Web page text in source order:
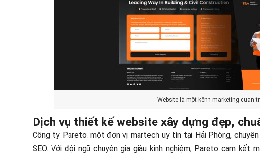
Website là một kênh marketing quan
Dịch vụ thiết kế website xây dựng đẹp,
Công ty Pareto, một đơn vị martech uy tín tại Hải Phòng,
SEO. Với đội ngũ chuyên gia giàu kinh nghiệm, Pareto cam